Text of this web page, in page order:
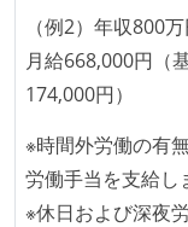
情報共有ツール
その他
appium
firebase
「リファクタ
観をメンバー
いる
何らかのコー
うにしている
提出されたコ
（例2）年収800
月給668,000円（
174,000円）
※時間外労働の有
労働手当を支給し
※休日および深夜